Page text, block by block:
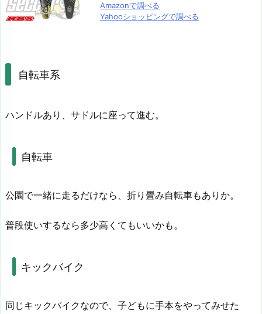
Amazonで調べる
Yahooショッピングで調べる
自転車系
ハンドルあり、サドルに座って進む。
自転車
公園で一緒に走るだけなら、折り畳み自転車もありか。
普段使いするなら多少高くてもいいかも。
キックバイク
同じキックバイクなので、子どもに手本をやってみせた